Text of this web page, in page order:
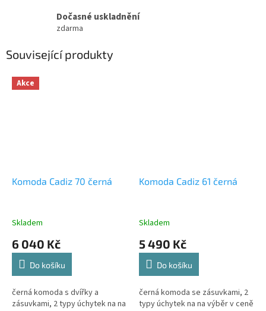
Dočasné uskladnění
zdarma
Související produkty
Akce
Komoda Cadiz 70 černá
Skladem
6 040 Kč
Do košíku
černá komoda s dvířky a
zásuvkami, 2 typy úchytek na na
Komoda Cadiz 61 černá
Skladem
5 490 Kč
Do košíku
černá komoda se zásuvkami, 2
typy úchytek na na výběr v ceně